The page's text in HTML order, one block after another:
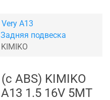
A13
Задняя подвеска
ABS) KIMIKO
1.5 16V 5MT